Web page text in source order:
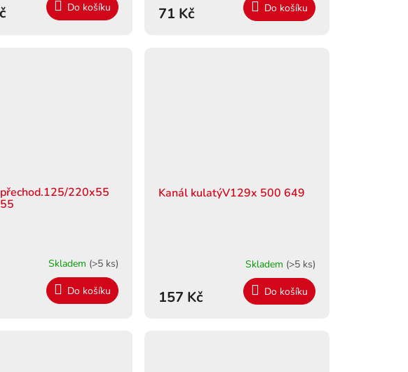
Do košíku 71 Kč Do košíku
220x55
Skladem (>5 ks)
Do košíku
Kanál kulatýV129x 500 649
Skladem (>5 ks)
157 Kč Do košíku